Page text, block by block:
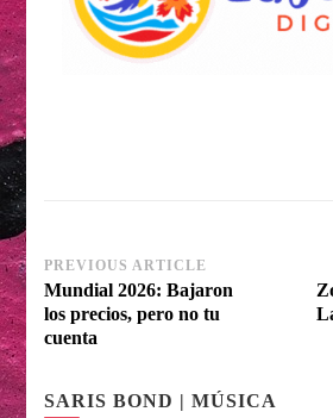
Post
Navigation
PREVIOUS ARTICLE
Mundial 2026: Bajaron
los precios, pero no tu
cuenta
SARIS BOND | MÚSICA